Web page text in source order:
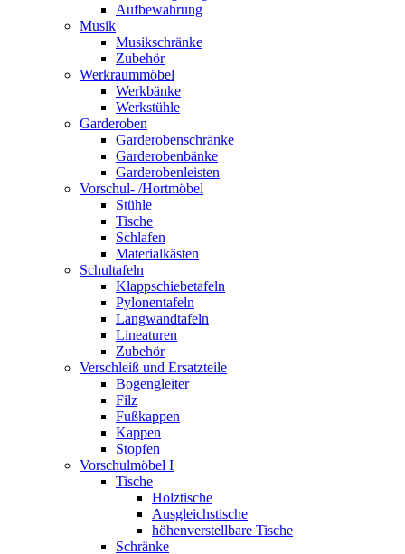
Aufbewahrung
Musik
Musikschränke
Zubehör
Werkraummöbel
Werkbänke
Werkstühle
Garderoben
Garderobenschränke
Garderobenbänke
Garderobenleisten
Vorschul- /Hortmöbel
Stühle
Tische
Schlafen
Materialkästen
Schultafeln
Klappschiebetafeln
Pylonentafeln
Langwandtafeln
Lineaturen
Zubehör
Verschleiß und Ersatzteile
Bogengleiter
Filz
Fußkappen
Kappen
Stopfen
Vorschulmöbel I
Tische
Holztische
Ausgleichstische
höhenverstellbare Tische
Schränke